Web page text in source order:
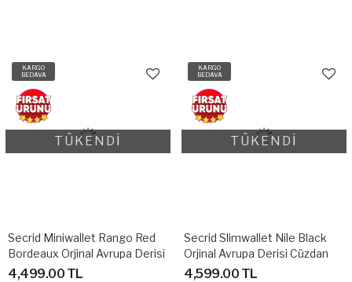
KARGO
BEDAVA
TÜKENDİ
Secrid Miniwallet Rango Red
Bordeaux Orjinal Avrupa Derisi
Cüzdan
4,499.00 TL
KARGO
BEDAVA
TÜKENDİ
Secrid Slimwallet Nile Black
Orjinal Avrupa Derisi Cüzdan
4,599.00 TL